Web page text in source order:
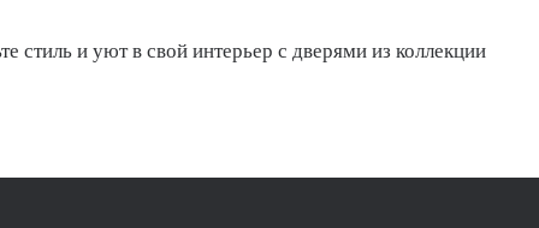
стиль и уют в свой интерьер с дверями из коллекции